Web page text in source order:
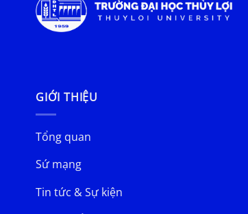
GIỚI THIỆU
Tổng quan
Sứ mạng
Tin tức & Sự kiện